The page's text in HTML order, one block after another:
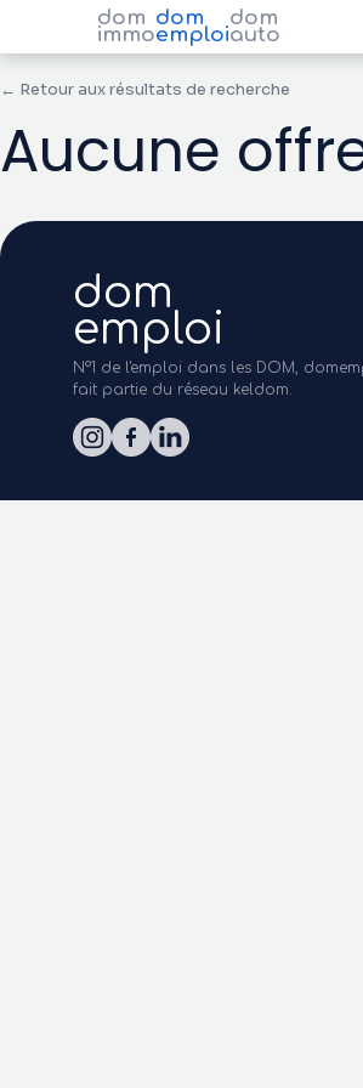
dom
immo
dom
emploi
dom
auto
← Retour aux résultats de recherche
Aucune
dom
emploi
N°1 de l'emploi dans les DOM,
fait partie du réseau keldom.